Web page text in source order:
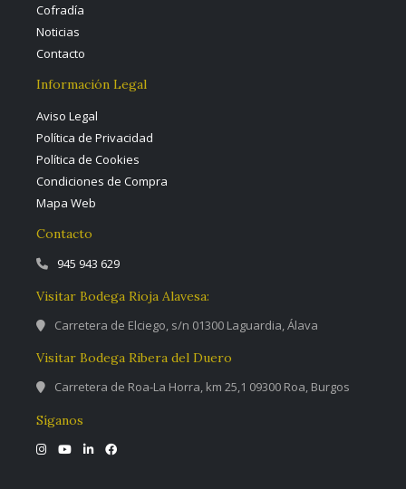
Cofradía
Noticias
Contacto
Información Legal
Aviso Legal
Política de Privacidad
Política de Cookies
Condiciones de Compra
Mapa Web
Contacto
945 943 629
Visitar Bodega Rioja Alavesa:
Carretera de Elciego, s/n 01300 Laguardia, Álava
Visitar Bodega Ribera del Duero
Carretera de Roa-La Horra, km 25,1 09300 Roa, Burgos
Síganos